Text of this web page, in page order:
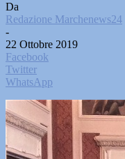
Da
Redazione Marchenews24
-
22 Ottobre 2019
Facebook
Twitter
WhatsApp